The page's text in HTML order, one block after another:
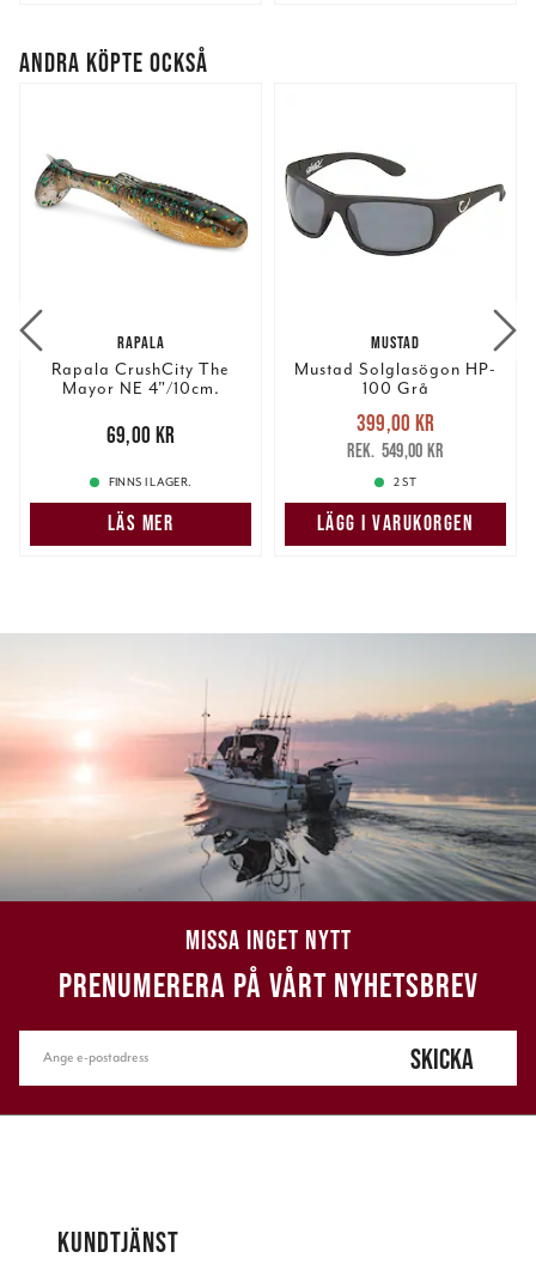
ANDRA KÖPTE OCKSÅ
RAPALA
Rapala CrushCity The
Mayor NE 4"/10cm.
69,00 kr
69,00 kr
FINNS I LAGER.
LÄS MER
MUSTAD
Mustad Solglasögon HP-
100 Grå
Nuvarande pris
399,00 krTidigare pris
549,00 kr
399,00 kr
549,00 kr
2 ST
LÄGG I VARUKORGEN
MISSA INGET NYTT
PRENUMERERA PÅ VÅRT NYHETSBREV
SKICKA
KUNDTJÄNST